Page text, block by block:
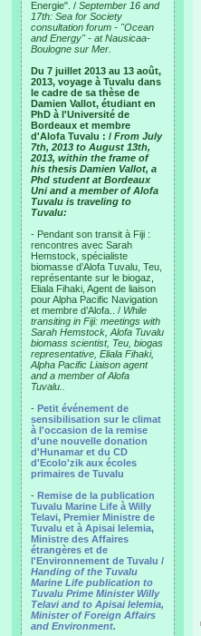
Energie". / September 16 and
17th: Sea for Society
consultation forum - "Ocean
and Energy" - at Nausicaa-
Boulogne sur Mer.
Du 7 juillet 2013 au 13 août,
2013, voyage à Tuvalu dans
le cadre de sa thèse de
Damien Vallot, étudiant en
PhD à l'Université de
Bordeaux et membre
d'Alofa Tuvalu : / From July
7th, 2013 to August 13th,
2013, within the frame of
his thesis Damien Vallot, a
Phd student at Bordeaux
Uni and a member of Alofa
Tuvalu is traveling to
Tuvalu:
- Pendant son transit à Fiji :
rencontres avec Sarah
Hemstock, spécialiste
biomasse d’Alofa Tuvalu, Teu,
représentante sur le biogaz,
Eliala Fihaki, Agent de liaison
pour Alpha Pacific Navigation
et membre d’Alofa.. / While
transiting in Fiji: meetings with
Sarah Hemstock, Alofa Tuvalu
biomass scientist, Teu, biogas
representative, Eliala Fihaki,
Alpha Pacific Liaison agent
and a member of Alofa
Tuvalu..
- Petit événement de
sensibilisation sur le climat
à l'occasion de la remise
d'une nouvelle donation
d'Hunamar et du CD
d'Ecolo'zik aux écoles
primaires de Tuvalu
- Remise de la publication
Tuvalu Marine Life à Willy
Telavi, Premier Ministre de
Tuvalu et à Apisai Ielemia,
Ministre des Affaires
étrangères et de
l'Environnement de Tuvalu /
Handing of the Tuvalu
Marine Life publication to
Tuvalu Prime Minister Willy
Telavi and to Apisai Ielemia,
Minister of Foreign Affairs
and Environment.